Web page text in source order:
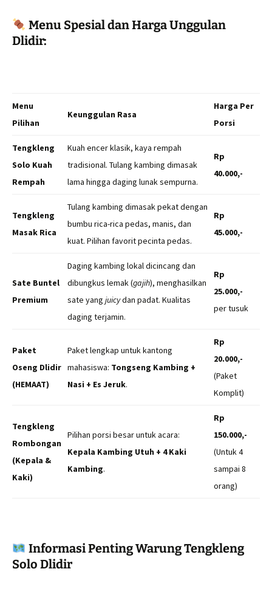
Menu Spesial dan Harga Unggulan
Dlidir:
Menu
Pilihan
Keunggulan Rasa
Harga Per
Porsi
Tengkleng
Solo Kuah
Rempah
Kuah encer klasik, kaya rempah
tradisional. Tulang kambing dimasak
lama hingga daging lunak sempurna.
Rp
40.000,-
Tengkleng
Masak Rica
Tulang kambing dimasak pekat dengan
bumbu rica-rica pedas, manis, dan
kuat. Pilihan favorit pecinta pedas.
Rp
45.000,-
Sate Buntel
Premium
Daging kambing lokal dicincang dan
dibungkus lemak (gajih), menghasilkan
sate yang juicydan padat. Kualitas
daging terjamin.
Rp
25.000,-
per tusuk
Paket
Oseng Dlidir
(HEMAAT)
Paket lengkap untuk kantong
mahasiswa: Tongseng Kambing +
Nasi + Es Jeruk.
Rp
20.000,-
(Paket
Komplit)
Tengkleng
Rombongan
(Kepala &
Kaki)
Pilihan porsi besar untuk acara:
Kepala Kambing Utuh + 4 Kaki
Kambing.
Rp
150.000,-
(Untuk 4
sampai 8
orang)
Informasi Penting Warung Tengkleng
Solo Dlidir